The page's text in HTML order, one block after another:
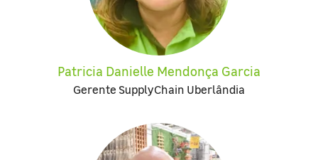
Patricia Danielle Mendonça Garcia
Gerente SupplyChain Uberlândia